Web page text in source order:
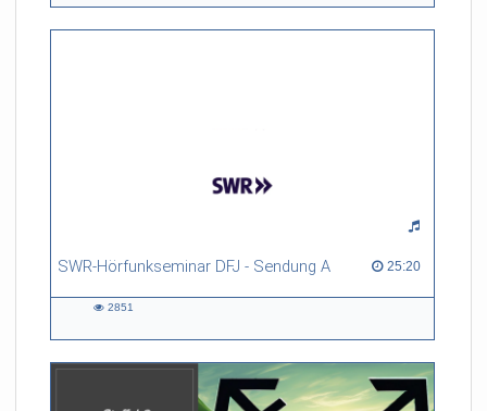
SWR-Hörfunkseminar DFJ - Sendung A 25:20
25:20 duration
2851